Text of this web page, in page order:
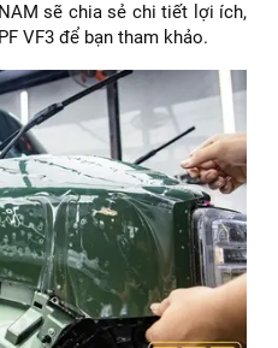
sẽ chia sẻ chi tiết lợi ích,
VF3 để bạn tham khảo.